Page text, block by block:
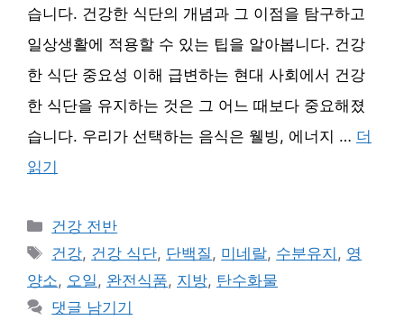
습니다. 건강한 식단의 개념과 그 이점을 탐구하고
일상생활에 적용할 수 있는 팁을 알아봅니다. 건강
한 식단 중요성 이해 급변하는 현대 사회에서 건강
한 식단을 유지하는 것은 그 어느 때보다 중요해졌
습니다. 우리가 선택하는 음식은 웰빙, 에너지 … 더
읽기
카
테
리
건강 전반
태
그
건강, 건강 식단, 단백질 , 미네랄, 수분유지 , 영
양소, 오일 , 완전식품, 지방, 탄수화물
댓글 남기기